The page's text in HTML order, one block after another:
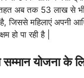
अब तक 53 लाख से
जिससे महिलाएं अपनी
हो पा रही है |
योजना के